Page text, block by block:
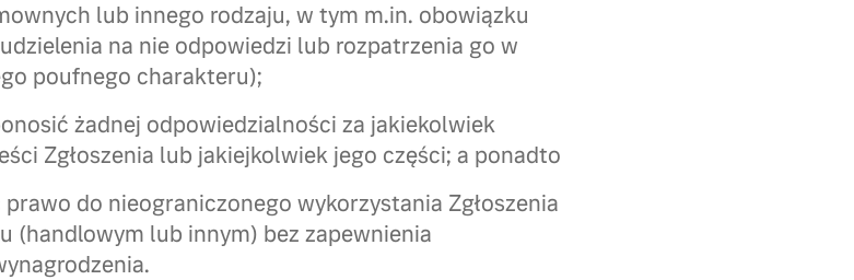
lub innego rodzaju, w tym m.in. obowiązku
na nie odpowiedzi lub rozpatrzenia go w
poufnego charakteru);
żadnej odpowiedzialności za jakiekolwiek
Zgłoszenia lub jakiejkolwiek jego części; a ponadto
do nieograniczonego wykorzystania Zgłoszenia
(handlowym lub innym) bez zapewnienia